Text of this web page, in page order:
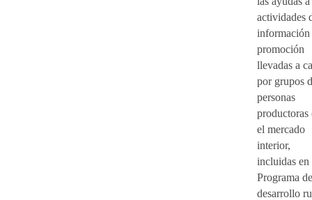
actividades
promoción
llevadas a
por grupos
personas
productoras
el mercado
interior,
incluidas en
Programa de
desarrollo